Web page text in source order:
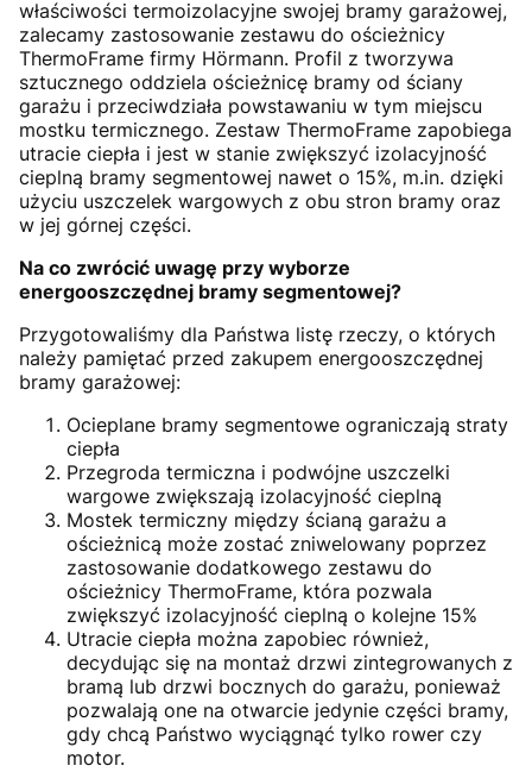
właściwości termoizolacyjne swojej bramy garażowej,
zalecamy zastosowanie zestawu do ościeżnicy
ThermoFrame firmy Hörmann. Profil z tworzywa
sztucznego oddziela ościeżnicę bramy od ściany
garażu i przeciwdziała powstawaniu w tym miejscu
mostku termicznego. Zestaw ThermoFrame zapobiega
utracie ciepła i jest w stanie zwiększyć izolacyjność
cieplną bramy segmentowej nawet o 15%, m.in. dzięki
użyciu uszczelek wargowych z obu stron bramy oraz
w jej górnej części.
Na co zwrócić uwagę przy wyborze
energooszczędnej bramy segmentowej?
Przygotowaliśmy dla Państwa listę rzeczy, o których
należy pamiętać przed zakupem energooszczędnej
bramy garażowej:
Ocieplane bramy segmentowe ograniczają straty
ciepła
Przegroda termiczna i podwójne uszczelki
wargowe zwiększają izolacyjność cieplną
Mostek termiczny między ścianą garażu a
ościeżnicą może zostać zniwelowany poprzez
zastosowanie dodatkowego zestawu do
ościeżnicy ThermoFrame, która pozwala
zwiększyć izolacyjność cieplną o kolejne 15%
Utracie ciepła można zapobiec również,
decydując się na montaż drzwi zintegrowanych z
bramą lub drzwi bocznych do garażu, ponieważ
pozwalają one na otwarcie jedynie części bramy,
gdy chcą Państwo wyciągnąć tylko rower czy
motor.